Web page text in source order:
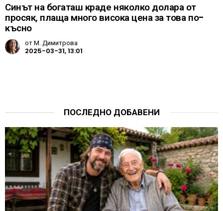
Синът на богаташ краде няколко долара от
просяк, плаща много висока цена за това по-
късно
отМ. Димитрова
2025-03-31, 13:01
ПОСЛЕДНО ДОБАВЕНИ